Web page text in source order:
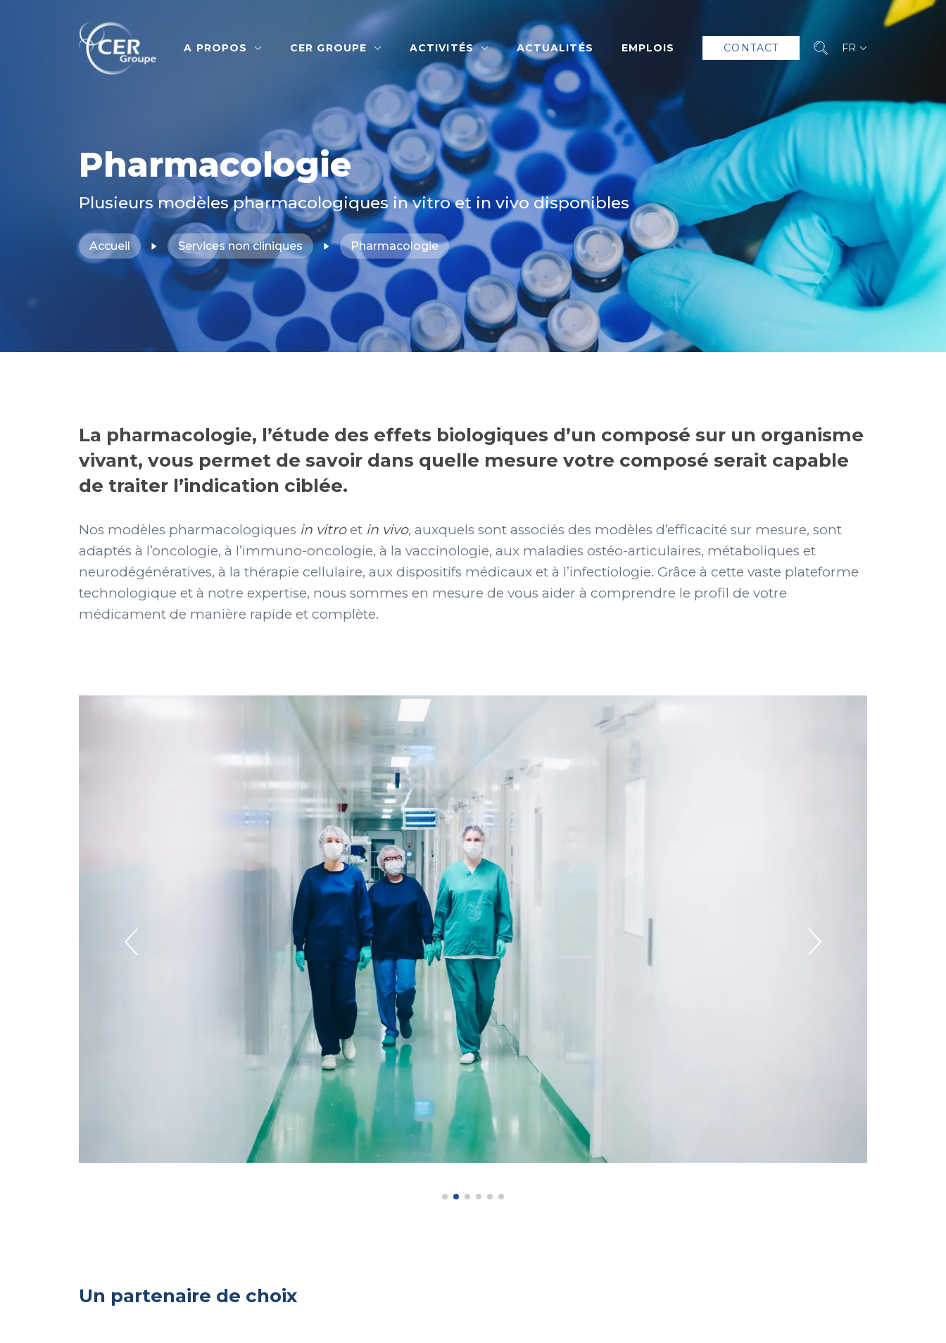
A PROPOS CER GROUPE ACTIVITÉS ACTUALITÉS EMPLOIS CONTACT FR
Pharmacologie
Plusieurs modèles pharmacologiques in vitro et in vivo disponibles
Accueil Services non cliniques Pharmacologie
La pharmacologie, l’étude des effets biologiques d’un composé sur un organisme
vivant, vous permet de savoir dans quelle mesure votre composé serait capable
de traiter l’indication ciblée.
Nos modèles pharmacologiques in vitroet in vivo, auxquels sont associés des modèles d’efficacité sur mesure, sont
adaptés à l’oncologie, à l’immuno-oncologie, à la vaccinologie, aux maladies ostéo-articulaires, métaboliques et
neurodégénératives, à la thérapie cellulaire, aux dispositifs médicaux et à l’infectiologie. Grâce à cette vaste plateforme
technologique et à notre expertise, nous sommes en mesure de vous aider à comprendre le profil de votre
médicament de manière rapide et complète.
Un partenaire de choix